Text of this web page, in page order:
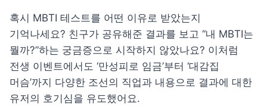
혹시 MBTI 테스트를 어떤 이유로 받았는지
기억나세요? 친구가 공유해준 결과를 보고 “내 MBTI는
뭘까?”하는 궁금증으로 시작하지 않았나요? 이처럼
전생 이벤트에서도 ‘만성피로 임금’부터 ‘대감집
머슴’까지 다양한 조선의 직업과 내용으로 결과에 대한
유저의 호기심을 유도했어요.